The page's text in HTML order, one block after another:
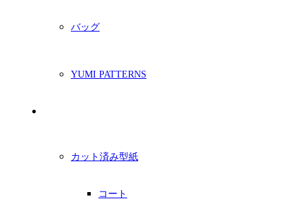
バッグ
YUMI PATTERNS
カット済み型紙
コート